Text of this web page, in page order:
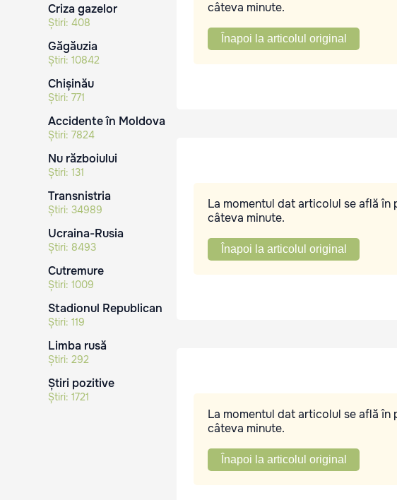
Criza gazelor
Știri: 408
Găgăuzia
Știri: 10842
Chișinău
Știri: 771
Accidente în Moldova
Știri: 7824
Nu războiului
Știri: 131
Transnistria
Știri: 34989
Ucraina-Rusia
Știri: 8493
Cutremure
Știri: 1009
Stadionul Republican
Știri: 119
Limba rusă
Știri: 292
Știri pozitive
Știri: 1721
câteva minute.
Înapoi la articolul original
La momentul dat articolul se află
câteva minute.
Înapoi la articolul original
La momentul dat articolul se află
câteva minute.
Înapoi la articolul original